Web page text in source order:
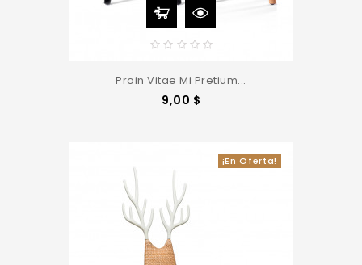
Proin Vitae Mi Pretium...
9,00 $
¡En Oferta!